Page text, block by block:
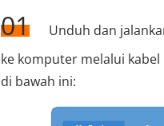
01
Unduh dan
ke komputer melalui
di bawah ini: